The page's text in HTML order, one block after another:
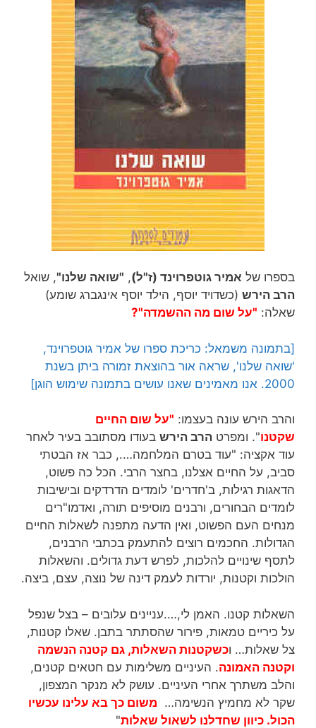
בספרו של אמיר גוטפרוינד (ז"ל), "שואה שלנו", שואל
הרב הירש (כשדויד יוסף, הילד יוסף אינגברג שומע)
שאלה: "על שום מה ההשמדה"?
[בתמונה משמאל: כריכת ספרו של אמיר גוטפרוינד,
'שואה שלנו', שראה אור בהוצאת זמורה ביתן בשנת
2000. אנו מאמינים שאנו עושים בתמונה שימוש הוגן]
והרב הירש עונה בעצמו: "על שום החיים
שקטנו". ומפרט הרב הירש בעודו מסתובב בעיר לאחר
עוד אקציה: "עוד בטרם המלחמה…., כבר אז הבטתי
סביב, על החיים אצלנו, בחצר הרבי. הכל כה פשוט,
הדאגות רגילות, ב'חדרים' לומדים הדרדקים ובישיבות
לומדים הבחורים, ורבנים מוסיפים תורה, ואדמו"רים
מנחים העם הפשוט, ואין הדעה מתפנה לשאלות החיים
הגדולות. החכמים רוצים להתעמק בכתבי הרבנים,
לתסף שינויים להלכות, לפרש דעת גדולים. והשאלות
הולכות וקטנות, יורדות לעמק דינה של נוצה, עצם, ביצה.
השאלות קטנו. האמן לי,….עניינים עלובים – בצל שנפל
על כיריים טמאות, פירור שהסתתר בתבן. שאלו קטנות,
צל שאלות… וכשקטנות השאלות, גם קטנה הנשמה
וקטנה האמונה. העיניים משלימות עם חטאים קטנים,
והלב משתרך אחרי העיניים. עושק לא מנקר המצפון,
שקר לא מחמיץ הנשימה… משום כך בא עלינו עכשיו
הכול. כיוון שחדלנו לשאול שאלות"